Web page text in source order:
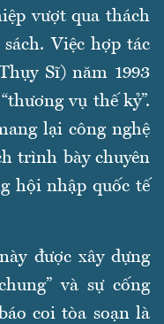
vượt qua thách
Việc hợp tác
Sĩ) năm 1993
vụ thế kỷ”.
lại công nghệ
trình bày chuyên
hội nhập quốc tế
được xây dựng
và sự cống
coi tòa soạn là